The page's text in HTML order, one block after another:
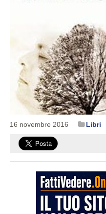
16 novembre 2016 Libri